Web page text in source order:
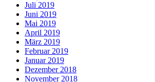
Juli 2019
Juni 2019
Mai 2019
April 2019
März 2019
Februar 2019
Januar 2019
Dezember 2018
November 2018